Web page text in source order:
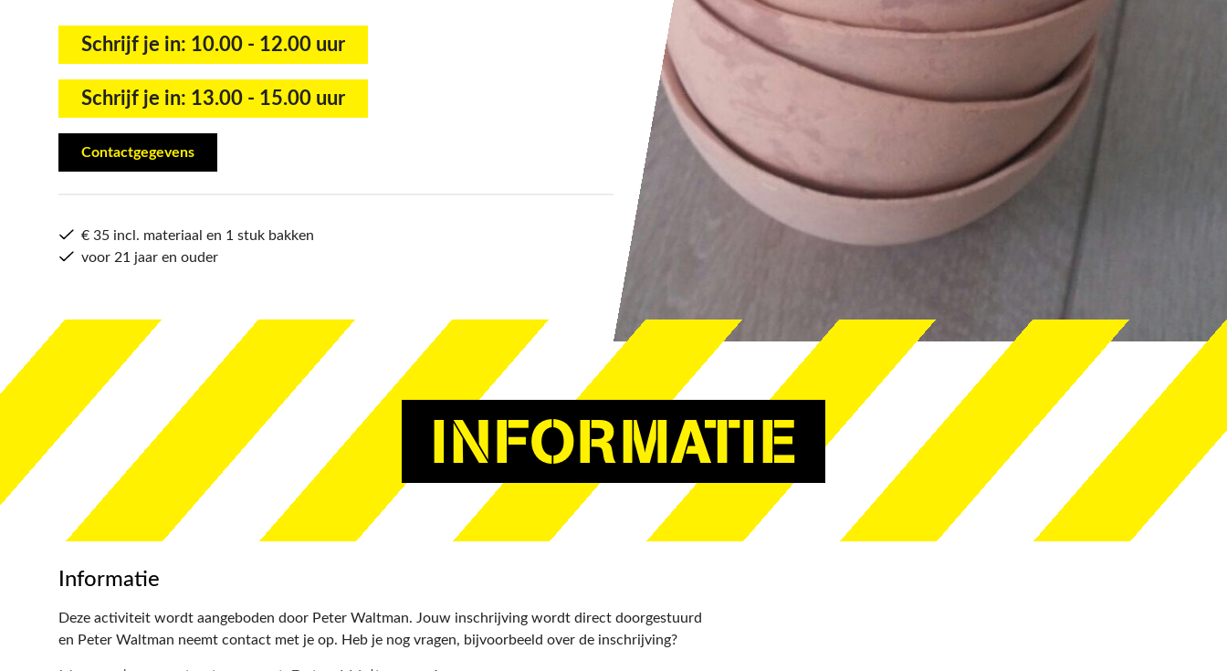
Schrijf je in: 10.00 - 12.00 uur
Schrijf je in: 13.00 - 15.00 uur
Contactgegevens
€ 35 incl. materiaal en 1 stuk bakken
voor 21 jaar en ouder
INFORMATIE
Informatie
Deze activiteit wordt aangeboden door Peter Waltman. Jouw inschrijving wordt direct doorgestuurd
en Peter Waltman neemt contact met je op. Heb je nog vragen, bijvoorbeeld over de inschrijving?